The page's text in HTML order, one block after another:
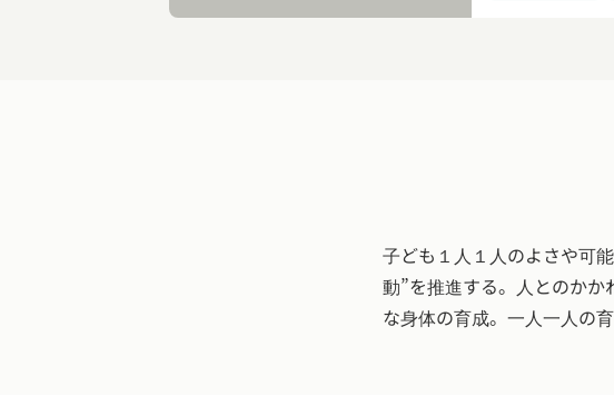
子ども１人１人のよさや可
動”を推進する。人とのか
な身体の育成。一人一人の